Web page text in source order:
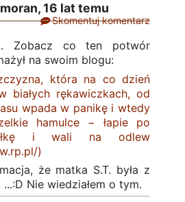
16 lat temu
Skomentuj komentarz
Zobacz co ten potwór
na swoim blogu:
która na co dzień
białych rękawiczkach, od
wpada w panikę i wtedy
hamulce − łapie po
i wali na odlew
)
że matka S.T. była z
Nie wiedziałem o tym.